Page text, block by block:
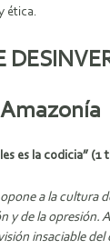
ética.
es la codicia” (1
a la cultura
y de la opresión.
insaciable